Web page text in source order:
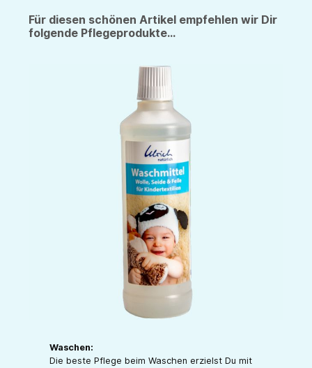
Für diesen schönen Artikel empfehlen wir Dir
folgende Pflegeprodukte...
Waschen:
Die beste Pflege beim Waschen erzielst Du mit